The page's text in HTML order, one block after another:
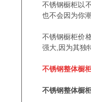
不锈钢橱柜以
也不会因为你
不锈钢橱柜价
强大,因为其独
不锈钢整体橱
不锈钢整体橱